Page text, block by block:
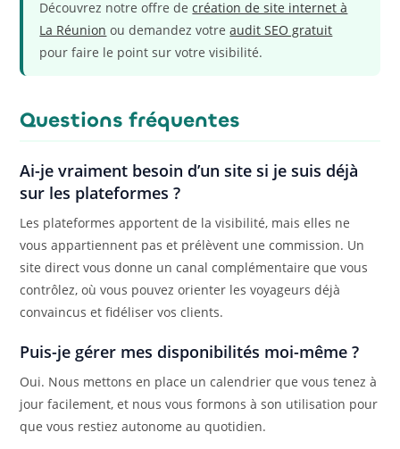
Découvrez notre offre decréation de site internet à
La Réunion ou demandez votreaudit SEO gratuit
pour faire le point sur votre visibilité.
Questions fréquentes
Ai-je vraiment besoin d’un site si je suis déjà
sur les plateformes ?
Les plateformes apportent de la visibilité, mais elles ne
vous appartiennent pas et prélèvent une commission. Un
site direct vous donne un canal complémentaire que vous
contrôlez, où vous pouvez orienter les voyageurs déjà
convaincus et fidéliser vos clients.
Puis-je gérer mes disponibilités moi-même ?
Oui. Nous mettons en place un calendrier que vous tenez à
jour facilement, et nous vous formons à son utilisation pour
que vous restiez autonome au quotidien.